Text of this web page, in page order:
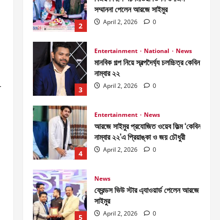
3
নাম্বার ২২
April 2, 2026 0
4
Entertainment News
আরজে সাইমুর প্রযোজিত ওয়েব ফিল্ম ‘কেবিন
নাম্বার ২২’এ প্রিয়াঙ্কা ও জয় চৌধুরী
April 2, 2026 0
5
News
ফ্রেন্ডস ভিউ স্টার এ্যাওয়ার্ড পেলেন আরজে
সাইমুর
April 2, 2026 0
1
Entertainment
জাজ মাল্টিমিডিয়া ৫০টি সিনেমা হল করবে-
আব্দুল আজিজ জানালেন আরজে সাইমুরকে
April 2, 2026 0